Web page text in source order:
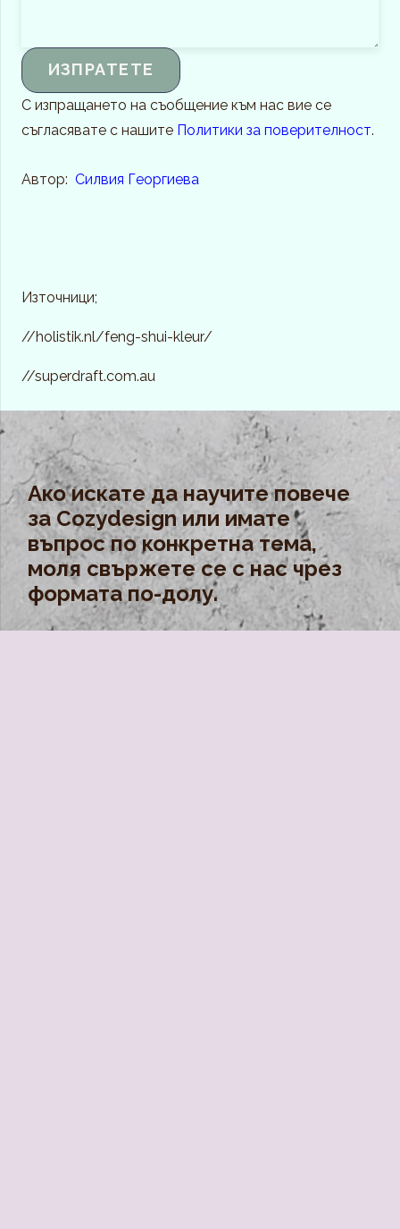
С изпращането на съобщение към нас вие се
съгласявате с нашите Политики за поверителност.
Автор: Силвия Георгиева
Източници;
//holistik.nl/feng-shui-kleur/
//superdraft.com.au
Ако искате да научите повече
за Cozydesign или имате
въпрос по конкретна тема,
моля свържете се с нас чрез
формата по-долу.